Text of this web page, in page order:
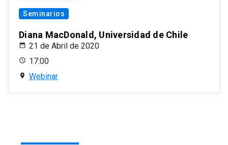
Seminarios
Diana MacDonald, Universidad de Chile
21 de Abril de 2020
17:00
Webinar